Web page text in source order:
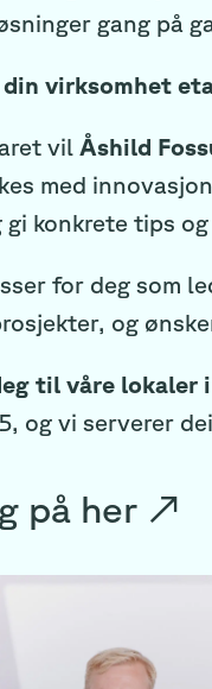
gang på
virksomhet
vil Åshild
med
konkrete tips
for deg som
og
til våre lokaler
og vi serverer
på her ↗